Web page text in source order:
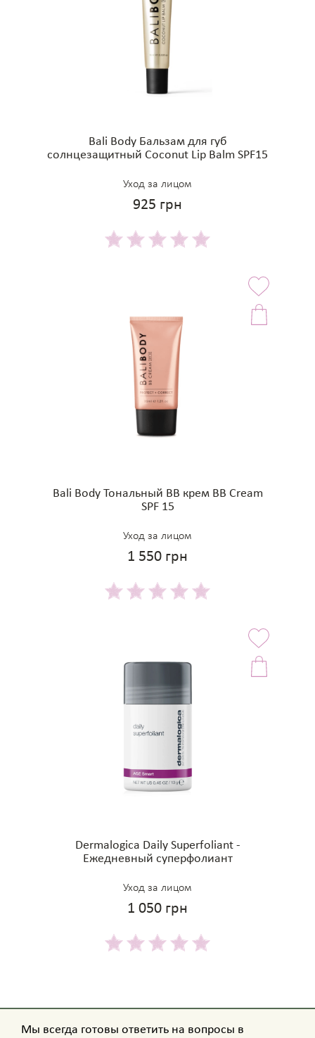
Bali Body Бальзам для губ
солнцезащитный Coconut Lip Balm SPF15
Уход за лицом
925 грн
Bali Body Тональный BB крем BB Cream
SPF 15
Уход за лицом
1 550 грн
Dermalogica Daily Superfoliant -
Ежедневный суперфолиант
Уход за лицом
1 050 грн
Мы всегда готовы ответить на вопросы в